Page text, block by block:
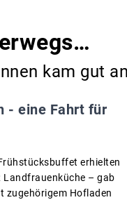
kam gut an
- eine Fahrt für
erhielten
Landfrauenküche – gab
zugehörigem Hofladen